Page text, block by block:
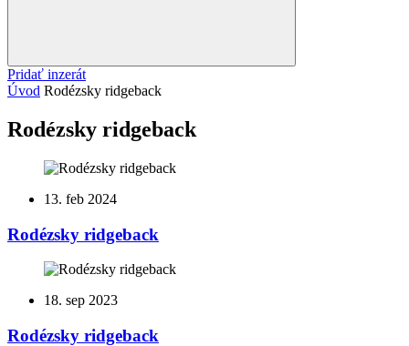
Pridať inzerát
Úvod Rodézsky ridgeback
Rodézsky ridgeback
13. feb 2024
Rodézsky ridgeback
18. sep 2023
Rodézsky ridgeback